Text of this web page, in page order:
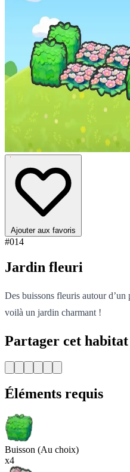
Ajouter aux favoris
#014
Jardin fleuri
Des buissons fleuris autour
voilà un jardin charmant !
Partager cet habitat
Éléments requis
Buisson (Au choix)
x4